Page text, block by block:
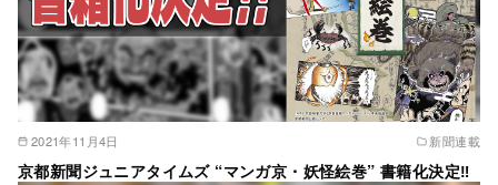
2021年11月4日 新聞連載
京都新聞ジュニアタイムズ “マンガ京・妖怪絵巻” 書籍化決定‼